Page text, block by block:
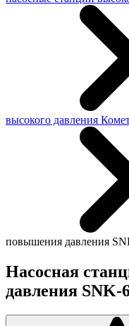
высокого давления
повышения давления
Насосная
давления SNK-